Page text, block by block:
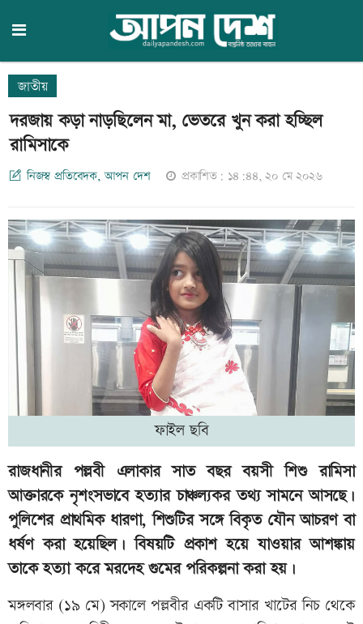
জাতীয়
দরজায় কড়া নাড়ছিলেন মা, ভেতরে খুন করা হচ্ছিল
রামিসাকে
নিজস্ব প্রতিবেদক, আপন দেশ প্রকাশিত: ১৪:৪৪, ২০ মে ২০২৬
ফাইল ছবি
রাজধানীর পল্লবী এলাকার সাত বছর বয়সী শিশু রামিসা
আক্তারকে নৃশংসভাবে হত্যার চাঞ্চল্যকর তথ্য সামনে আসছে।
পুলিশের প্রাথমিক ধারণা, শিশুটির সঙ্গে বিকৃত যৌন আচরণ বা
ধর্ষণ করা হয়েছিল। বিষয়টি প্রকাশ হয়ে যাওয়ার আশঙ্কায়
তাকে হত্যা করে মরদেহ গুমের পরিকল্পনা করা হয়।
মঙ্গলবার (১৯ মে) সকালে পল্লবীর একটি বাসার খাটের নিচ থেকে